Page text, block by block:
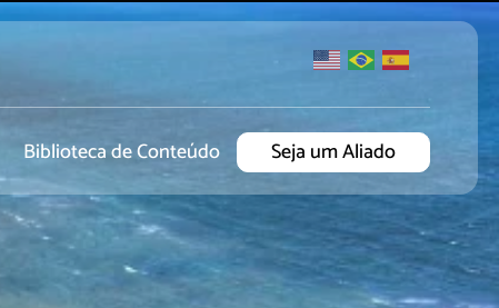
Biblioteca de Conteúdo Seja um Aliado